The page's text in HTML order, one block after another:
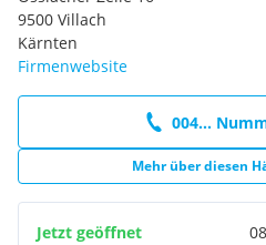
9500 Villach
Kärnten
Firmenwebsite
004...
Mehr über diesen
Jetzt geöffnet